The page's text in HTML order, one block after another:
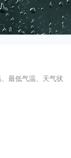
最低气温、天气状